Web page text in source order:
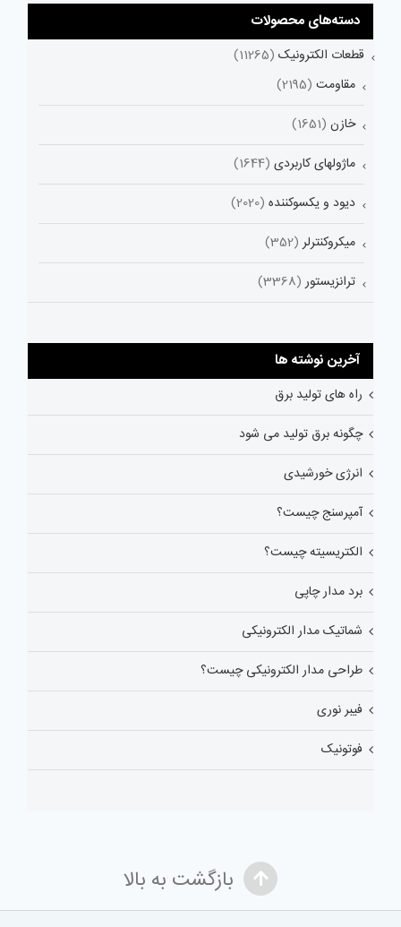
دسته‌های محصولات
قطعات الکترونیک (11265)
مقاومت (2195)
خازن (1651)
ماژولهای کاربردی (1644)
دیود و یکسوکننده (2020)
میکروکنترلر (352)
ترانزیستور (3368)
آخرین نوشته ها
راه های تولید برق
چگونه برق تولید می شود
انرژی خورشیدی
آمپرسنج چیست؟
الکتریسیته چیست؟
برد مدار چاپی
شماتیک مدار الکترونیکی
طراحی مدار الکترونیکی چیست؟
فیبر نوری
فوتونیک
بازگشت به بالا